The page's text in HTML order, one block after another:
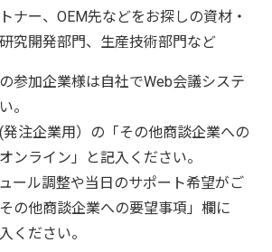
ナー、OEM先などをお探しの資材・
究開発部門、生産技術部門など
参加企業様は自社でWeb会議システ
。
注企業用）の「その他商談企業への
ンライン」と記入ください。
ール調整や当日のサポート希望がご
の他商談企業への要望事項」欄に
ください。